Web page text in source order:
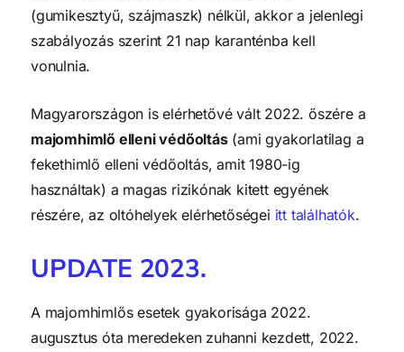
(gumikesztyű, szájmaszk) nélkül, akkor a jelenlegi
szabályozás szerint 21 nap karanténba kell
vonulnia.
Magyarországon is elérhetővé vált 2022. őszére a
majomhimlő elleni védőoltás(ami gyakorlatilag a
fekethimlő elleni védőoltás, amit 1980-ig
használtak) a magas rizikónak kitett egyének
részére, az oltóhelyek elérhetőségei itt találhatók.
UPDATE 2023.
A majomhimlős esetek gyakorisága 2022.
augusztus óta meredeken zuhanni kezdett, 2022.